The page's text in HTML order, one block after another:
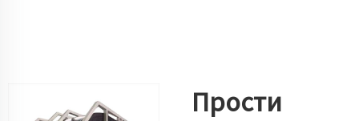
Прости